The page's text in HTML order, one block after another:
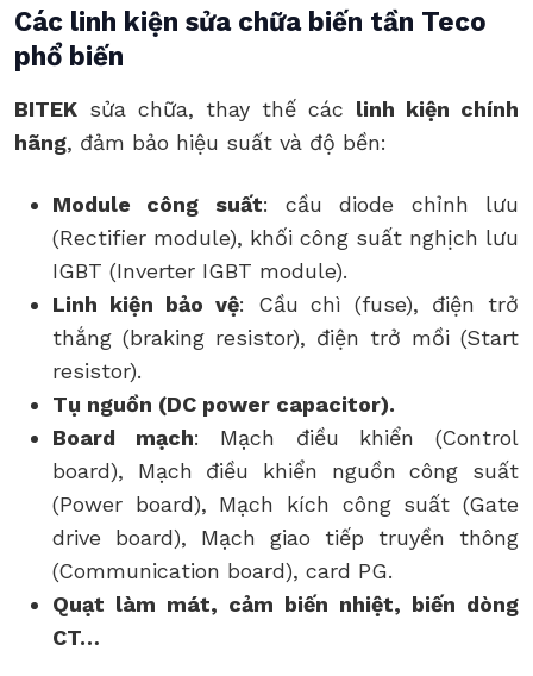
Các linh kiện sửa chữa biến tần Teco
phổ biến
BITEK sửa chữa, thay thế các linh kiện chính
hãng, đảm bảo hiệu suất và độ bền:
Module công suất: cầu diode chỉnh lưu
(Rectifier module), khối công suất nghịch lưu
IGBT (Inverter IGBT module).
Linh kiện bảo vệ: Cầu chì (fuse), điện trở
thắng (braking resistor), điện trở mồi (Start
resistor).
Tụ nguồn (DC power capacitor).
Board mạch: Mạch điều khiển (Control
board), Mạch điều khiển nguồn công suất
(Power board), Mạch kích công suất (Gate
drive board), Mạch giao tiếp truyền thông
(Communication board), card PG.
Quạt làm mát, cảm biến nhiệt, biến dòng
CT…